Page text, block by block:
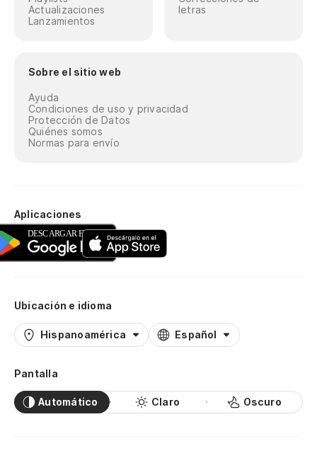
Actualizaciones
Lanzamientos
letras
Sobre el sitio web
Ayuda
Condiciones de uso y privacidad
Protección de Datos
Quiénes somos
Normas para envío
Aplicaciones
Ubicación e idioma
Hispanoamérica Español
Pantalla
Automático Claro Oscuro